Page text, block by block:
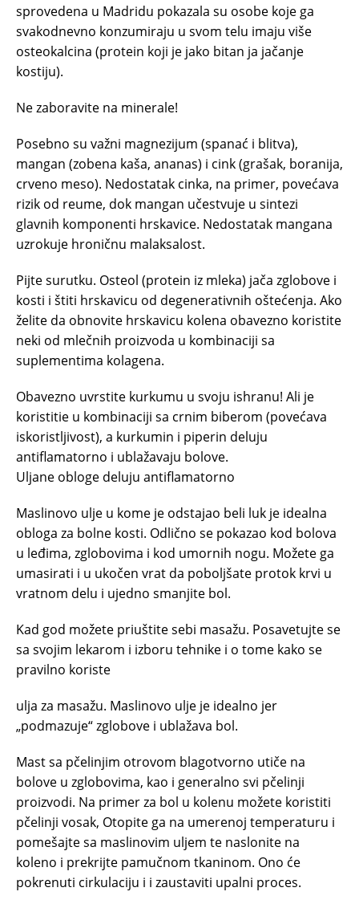
sprovedena u Madridu pokazala su osobe koje ga
svakodnevno konzumiraju u svom telu imaju više
osteokalcina (protein koji je jako bitan ja jačanje
kostiju).
Ne zaboravite na minerale!
Posebno su važni magnezijum (spanać i blitva),
mangan (zobena kaša, ananas) i cink (grašak, boranija,
crveno meso). Nedostatak cinka, na primer, povećava
rizik od reume, dok mangan učestvuje u sintezi
glavnih komponenti hrskavice. Nedostatak mangana
uzrokuje hroničnu malaksalost.
Pijte surutku. Osteol (protein iz mleka) jača zglobove i
kosti i štiti hrskavicu od degenerativnih oštećenja. Ako
želite da obnovite hrskavicu kolena obavezno koristite
neki od mlečnih proizvoda u kombinaciji sa
suplementima kolagena.
Obavezno uvrstite kurkumu u svoju ishranu! Ali je
koristitie u kombinaciji sa crnim biberom (povećava
iskoristljivost), a kurkumin i piperin deluju
antiflamatorno i ublažavaju bolove.
Uljane obloge deluju antiflamatorno
Maslinovo ulje u kome je odstajao beli luk je idealna
obloga za bolne kosti. Odlično se pokazao kod bolova
u leđima, zglobovima i kod umornih nogu. Možete ga
umasirati i u ukočen vrat da poboljšate protok krvi u
vratnom delu i ujedno smanjite bol.
Kad god možete priuštite sebi masažu. Posavetujte se
sa svojim lekarom i izboru tehnike i o tome kako se
pravilno koriste
ulja za masažu. Maslinovo ulje je idealno jer
„podmazuje“ zglobove i ublažava bol.
Mast sa pčelinjim otrovom blagotvorno utiče na
bolove u zglobovima, kao i generalno svi pčelinji
proizvodi. Na primer za bol u kolenu možete koristiti
pčelinji vosak, Otopite ga na umerenoj temperaturu i
pomešajte sa maslinovim uljem te naslonite na
koleno i prekrijte pamučnom tkaninom. Ono će
pokrenuti cirkulaciju i i zaustaviti upalni proces.